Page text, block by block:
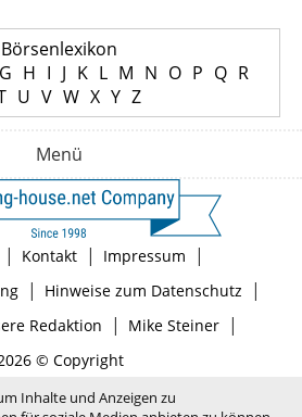
Börsenlexikon
G H I J K L M N O P Q R
U V W X Y Z
Menü
| Kontakt | Impressum |
| Hinweise zum Datenschutz |
Redaktion | Mike Steiner|
© Copyright
Inhalte und Anzeigen zu